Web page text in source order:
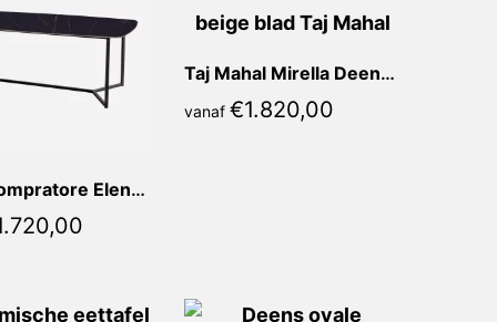
Nero Compratore Elena Deens Ovaal
Taj Mahal Mirella Deens Ovaal
vanaf €1.820,00